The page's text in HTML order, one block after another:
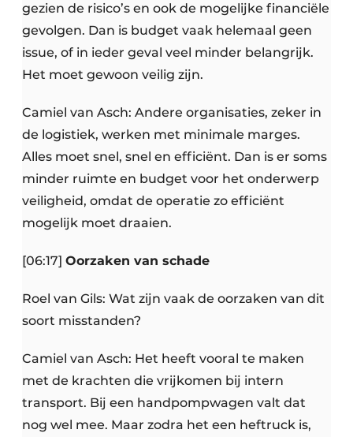
gezien de risico’s en ook de mogelijke financiële
gevolgen. Dan is budget vaak helemaal geen
issue, of in ieder geval veel minder belangrijk.
Het moet gewoon veilig zijn.
Camiel van Asch: Andere organisaties, zeker in
de logistiek, werken met minimale marges.
Alles moet snel, snel en efficiënt. Dan is er soms
minder ruimte en budget voor het onderwerp
veiligheid, omdat de operatie zo efficiënt
mogelijk moet draaien.
[06:17] Oorzaken van schade
Roel van Gils: Wat zijn vaak de oorzaken van dit
soort misstanden?
Camiel van Asch: Het heeft vooral te maken
met de krachten die vrijkomen bij intern
transport. Bij een handpompwagen valt dat
nog wel mee. Maar zodra het een heftruck is,